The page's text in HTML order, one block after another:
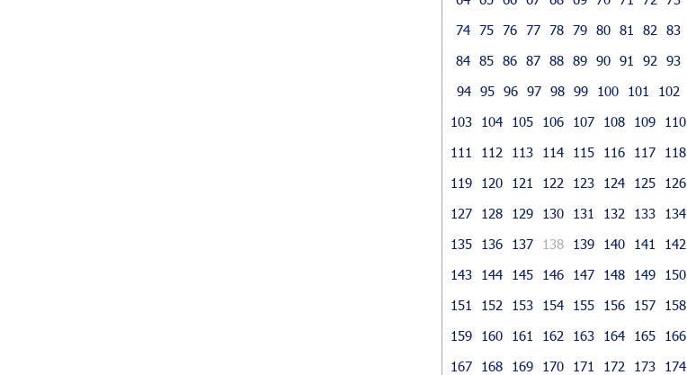
74 75 76 77 78 79 80 81 82
83
84 85 86 87 88 89 90 91 92
93
94 95 96 97 98 99 100 101
102
103
104 105 106 107 108 109
110
111
112 113 114 115 116 117
118
119
120 121 122 123 124 125
126
127
128 129 130 131 132 133
134
135
136 137 138 139 140 141
142
143
144 145 146 147 148 149
150
151
152 153 154 155 156 157
158
159
160 161 162 163 164 165
166
167
168 169 170 171 172 173
174